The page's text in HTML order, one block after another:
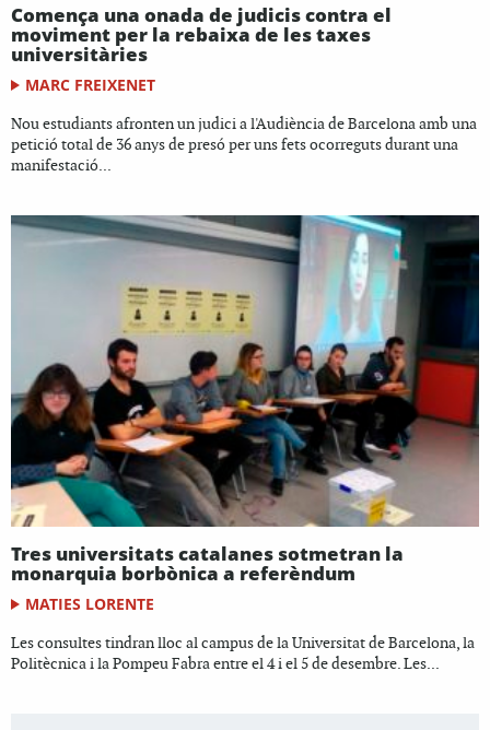
Comença una onada de judicis contra el
moviment per la rebaixa de les taxes
universitàries
MARC FREIXENET
Nou estudiants afronten un judici a l'Audiència de Barcelona amb una
petició total de 36 anys de presó per uns fets ocorreguts durant una
manifestació...
Tres universitats catalanes sotmetran la
monarquia borbònica a referèndum
MATIES LORENTE
Les consultes tindran lloc al campus de la Universitat de Barcelona, la
Politècnica i la Pompeu Fabra entre el 4 i el 5 de desembre. Les...